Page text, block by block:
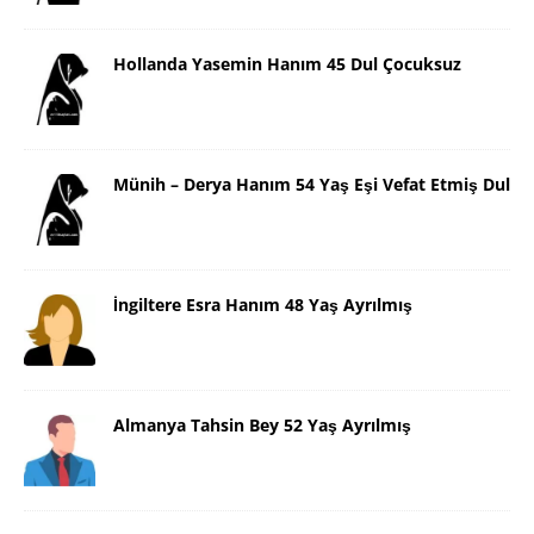
Hollanda Yasemin Hanım 45 Dul Çocuksuz
Münih – Derya Hanım 54 Yaş Eşi Vefat Etmiş Dul
İngiltere Esra Hanım 48 Yaş Ayrılmış
Almanya Tahsin Bey 52 Yaş Ayrılmış